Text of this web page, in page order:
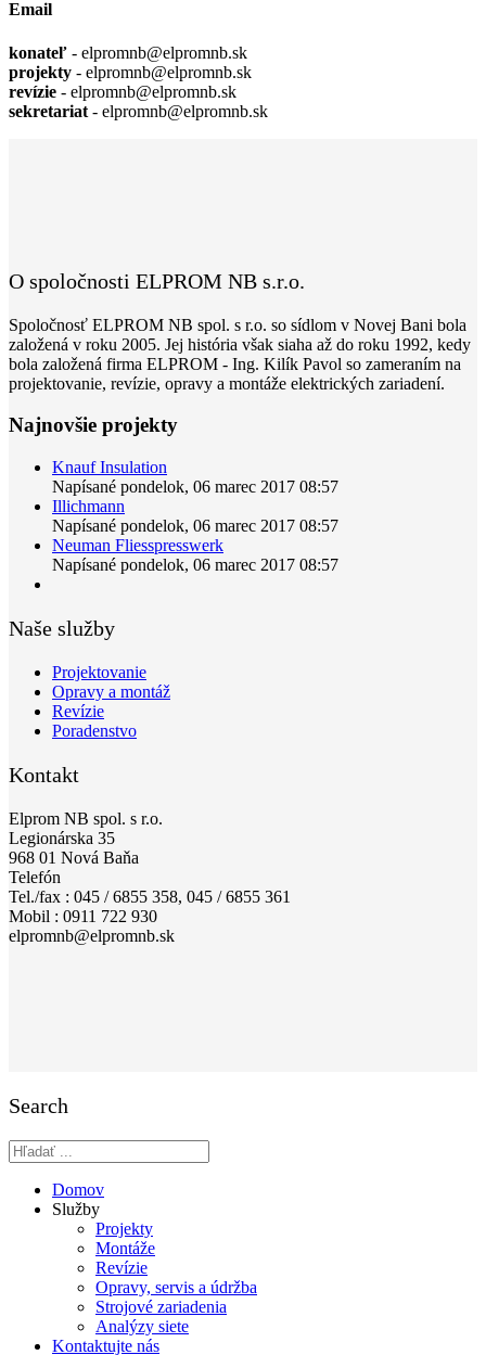
Email
konateľ - ks.bnmorple@bnmorple
projekty - ks.bnmorple@bnmorple
revízie - ks.bnmorple@bnmorple
sekretariat - ks.bnmorple@bnmorple
O spoločnosti ELPROM NB s.r.o.
Spoločnosť ELPROM NB spol. s r.o. so sídlom v Novej Bani bola
založená v roku 2005. Jej história však siaha až do roku 1992, kedy
bola založená firma ELPROM - Ing. Kilík Pavol so zameraním na
projektovanie, revízie, opravy a montáže elektrických zariadení.
Najnovšie projekty
Knauf Insulation
Napísané pondelok, 06 marec 2017 08:57
Illichmann
Napísané pondelok, 06 marec 2017 08:57
Neuman Fliesspresswerk
Napísané pondelok, 06 marec 2017 08:57
Naše služby
Projektovanie
Opravy a montáž
Revízie
Poradenstvo
Kontakt
Elprom NB spol. s r.o.
Legionárska 35
968 01 Nová Baňa
Telefón
Tel./fax : 045 / 6855 358, 045 / 6855 361
Mobil : 0911 722 930
elpromnb@elpromnb.sk
Search
Domov
Služby
Projekty
Montáže
Revízie
Opravy, servis a údržba
Strojové zariadenia
Analýzy siete
Kontaktujte nás